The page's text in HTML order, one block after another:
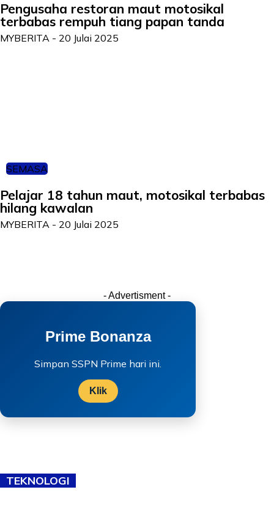
Pengusaha restoran maut motosikal
terbabas rempuh tiang papan tanda
MYBERITA - 20 Julai 2025
SEMASA
Pelajar 18 tahun maut, motosikal terbabas
hilang kawalan
MYBERITA - 20 Julai 2025
- Advertisment -
Prime Bonanza
Simpan SSPN Prime hari ini.
Klik
TEKNOLOGI